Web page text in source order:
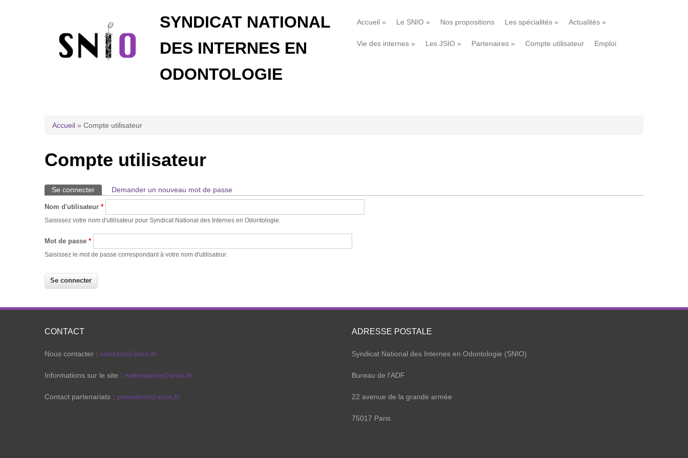
SYNDICAT NATIONAL
DES INTERNES EN
ODONTOLOGIE
Accueil » Le SNIO » Nos propositions Les spécialités » Actualités »
Vie des internes » Les JSIO » Partenaires » Compte utilisateur Emploi
Vous êtes ici
Accueil » Compte utilisateur
Compte utilisateur
Onglets principaux
Se connecter (onglet actif)
Demander un nouveau mot de passe
Nom d'utilisateur *
Saisissez votre nom d'utilisateur pour Syndicat National des Internes en Odontologie.
Mot de passe *
Saisissez le mot de passe correspondant à votre nom d'utilisateur.
CONTACT
Nous contacter : contact@snio.fr
Informations sur le site : webmaster@snio.fr
Contact partenariats : president@snio.fr
ADRESSE POSTALE
Syndicat National des Internes en Odontologie (SNIO)
Bureau de l'ADF
22 avenue de la grande armée
75017 Paris